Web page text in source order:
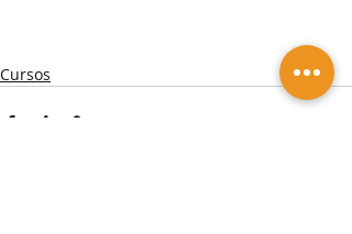
Cursos